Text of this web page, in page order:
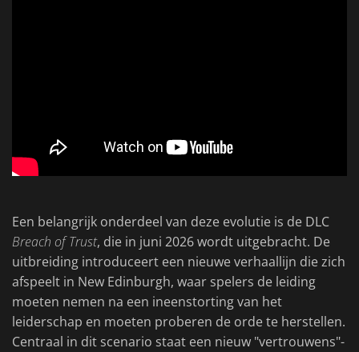
Een belangrijk onderdeel van deze evolutie is de DLC
Breach of Trust, die in juni 2026 wordt uitgebracht. De
uitbreiding introduceert een nieuwe verhaallijn die zich
afspeelt in New Edinburgh, waar spelers de leiding
moeten nemen na een ineenstorting van het
leiderschap en moeten proberen de orde te herstellen.
Centraal in dit scenario staat een nieuw "vertrouwens"-